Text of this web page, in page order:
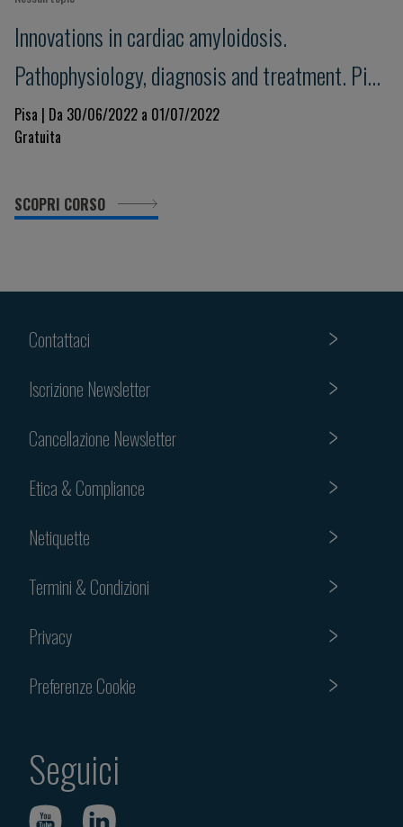
Innovations in cardiac amyloidosis.
Pathophysiology, diagnosis and treatment. Pisa
Amyloid 2022
Pisa | Da 30/06/2022 a 01/07/2022
Gratuita
SCOPRI CORSO
Contattaci
Iscrizione Newsletter
Cancellazione Newsletter
Etica & Compliance
Netiquette
Termini & Condizioni
Privacy
Preferenze Cookie
Seguici